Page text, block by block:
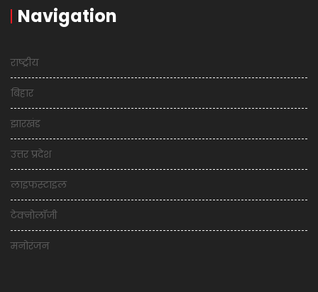
Navigation
राष्ट्रीय
बिहार
झारखंड
उत्तर प्रदेश
लाइफस्टाइल
टेक्नोलॉजी
मनोरंजन